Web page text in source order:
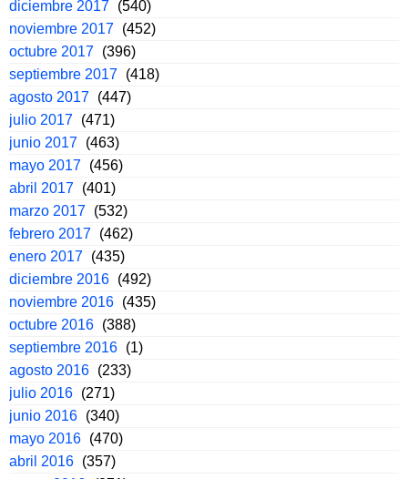
diciembre 2017 (540)
noviembre 2017 (452)
octubre 2017 (396)
septiembre 2017 (418)
agosto 2017 (447)
julio 2017 (471)
junio 2017 (463)
mayo 2017 (456)
abril 2017 (401)
marzo 2017 (532)
febrero 2017 (462)
enero 2017 (435)
diciembre 2016 (492)
noviembre 2016 (435)
octubre 2016 (388)
septiembre 2016 (1)
agosto 2016 (233)
julio 2016 (271)
junio 2016 (340)
mayo 2016 (470)
abril 2016 (357)